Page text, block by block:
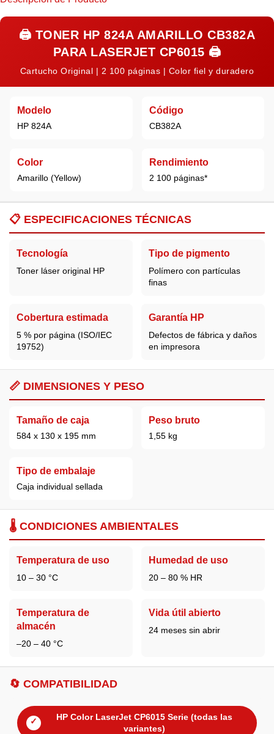
🖨️ TONER HP 824A AMARILLO CB382A
PARA LASERJET CP6015 🖨️
Cartucho Original | 2 100 páginas | Color fiel y duradero
Modelo
HP 824A
Código
CB382A
Color
Amarillo (Yellow)
Rendimiento
2 100 páginas*
📋 ESPECIFICACIONES TÉCNICAS
Tecnología
Toner láser original HP
Tipo de pigmento
Polímero con partículas
finas
Cobertura estimada
5 % por página (ISO/IEC
19752)
Garantía HP
Defectos de fábrica y daños
en impresora
📏 DIMENSIONES Y PESO
Tamaño de caja
584 x 130 x 195 mm
Peso bruto
1,55 kg
Tipo de embalaje
Caja individual sellada
🌡️ CONDICIONES AMBIENTALES
Temperatura de uso
10 – 30 °C
Humedad de uso
20 – 80 % HR
Temperatura de
almacén
–20 – 40 °C
Vida útil abierto
24 meses sin abrir
🔄 COMPATIBILIDAD
✓
HP Color LaserJet CP6015 Serie (todas las
variantes)